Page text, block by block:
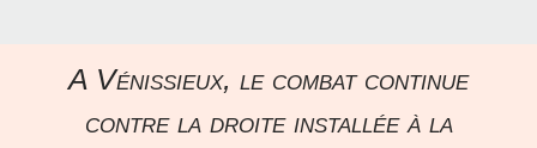
A Vénissieux, le combat continue
contre la droite installée à la